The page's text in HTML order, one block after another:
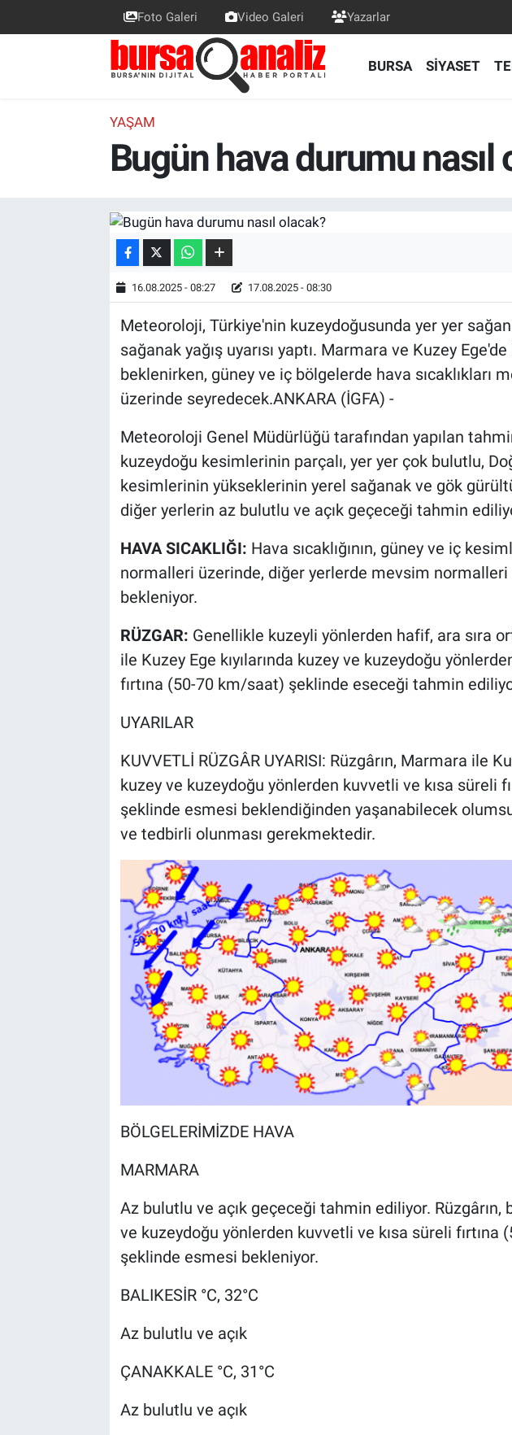
Foto Galeri Video Galeri Yazarlar
BURSA SİYASET
YAŞAM
Bugün hava durumu nasıl
16.08.2025 - 08:27 17.08.2025 - 08:30
Meteoroloji, Türkiye'nin kuzeydoğusunda yer yer
sağanak yağış uyarısı yaptı. Marmara ve Kuzey
beklenirken, güney ve iç bölgelerde hava sıcaklıkları
üzerinde seyredecek.ANKARA (İGFA) -
Meteoroloji Genel Müdürlüğü tarafından yapılan
kuzeydoğu kesimlerinin parçalı, yer yer çok bulutlu,
kesimlerinin yükseklerinin yerel sağanak ve gök
diğer yerlerin az bulutlu ve açık geçeceği tahmin
HAVA SICAKLIĞI: Hava sıcaklığının, güney ve iç
normalleri üzerinde, diğer yerlerde mevsim normalleri
bekleniyor.
RÜZGAR: Genellikle kuzeyli yönlerden hafif, ara sıra
ile Kuzey Ege kıyılarında kuzey ve kuzeydoğu
fırtına (50-70 km/saat) şeklinde eseceği tahmin
UYARILAR
KUVVETLİ RÜZGÂR UYARISI: Rüzgârın, Marmara ile
kuzey ve kuzeydoğu yönlerden kuvvetli ve kısa süreli
şeklinde esmesi beklendiğinden yaşanabilecek
ve tedbirli olunması gerekmektedir.
BÖLGELERİMİZDE HAVA
MARMARA
Az bulutlu ve açık geçeceği tahmin ediliyor. Rüzgârın,
ve kuzeydoğu yönlerden kuvvetli ve kısa süreli fırtına
şeklinde esmesi bekleniyor.
BALIKESİR °C, 32°C
Az bulutlu ve açık
ÇANAKKALE °C, 31°C
Az bulutlu ve açık
TEKNOLOJİ
Nöbetçi Eczaneler
Trafik Durumu
Tüm Manşetler
Son Dakika Haberleri